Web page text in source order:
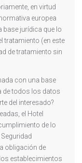
en virtud
europea
base jurídica que lo
tratamiento (en este
de tratamiento sin
con una base
de todos los datos
del interesado?
el Hotel
de lo
obligación de
establecimientos